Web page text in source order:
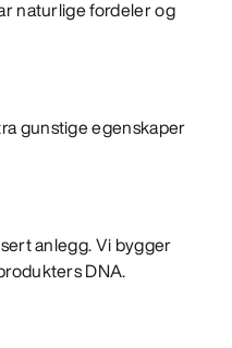
naturlige fordeler og
gunstige egenskaper
anlegg. Vi bygger
DNA.